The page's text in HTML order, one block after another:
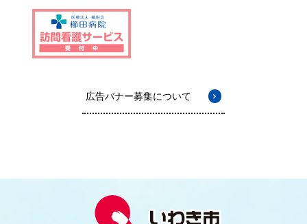
広告バナー募集について